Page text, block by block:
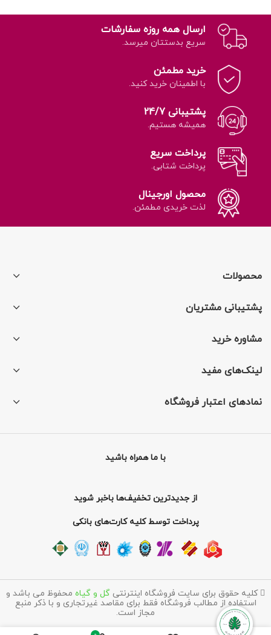
ارسال همه روزه سفارشات
سریع بدستتان میرسد.
خرید مطمئن
با اطمینان خرید کنید.
پشتیبانی 24/7
همیشه هستیم.
پرداخت سریع
پرداخت شتابی.
محصول اورجینال
لذت خریدی مطمئن.
محصولات
پشتیبانی مشتریان
مشاوره خرید
لینک‌های مفید
نمادهای اعتبار فروشگاه
با ما همراه باشید
از جدیدترین تخفیف‌ها باخبر شوید
پرداخت توسط کلیه کارت‌های بانکی
کلیه حقوق برای سایت فروشگاه اینترنتی گل و گیاه محفوظ می باشد و
استفاده از مطالب فروشگاه فقط برای مقاصد غیرتجاری و با ذکر منبع
مجاز است.